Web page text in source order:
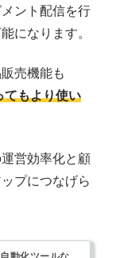
ント配信を行
になります。
売機能も
てもより使い
営効率化と顧
プにつなげら